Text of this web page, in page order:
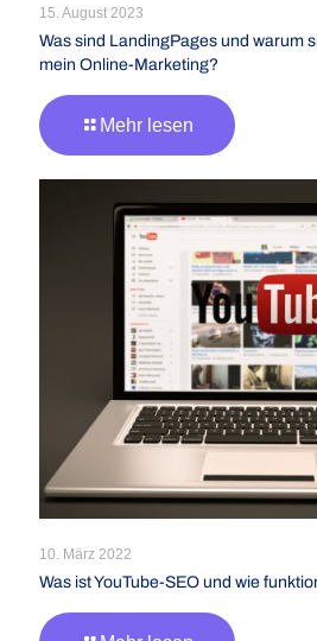
15. August 2023
Was sind LandingPages und warum
mein Online-Marketing?
Mehr lesen
10. März 2022
Was ist YouTube-SEO und wie